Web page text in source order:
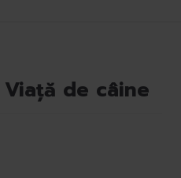
de câine